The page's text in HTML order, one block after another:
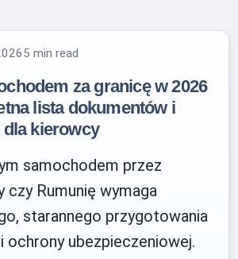
5 min read
za granicę w 2026
lista dokumentów i
dla kierowcy
samochodem przez
czy Rumunię wymaga
starannego przygotowania
ochrony ubezpieczeniowej.